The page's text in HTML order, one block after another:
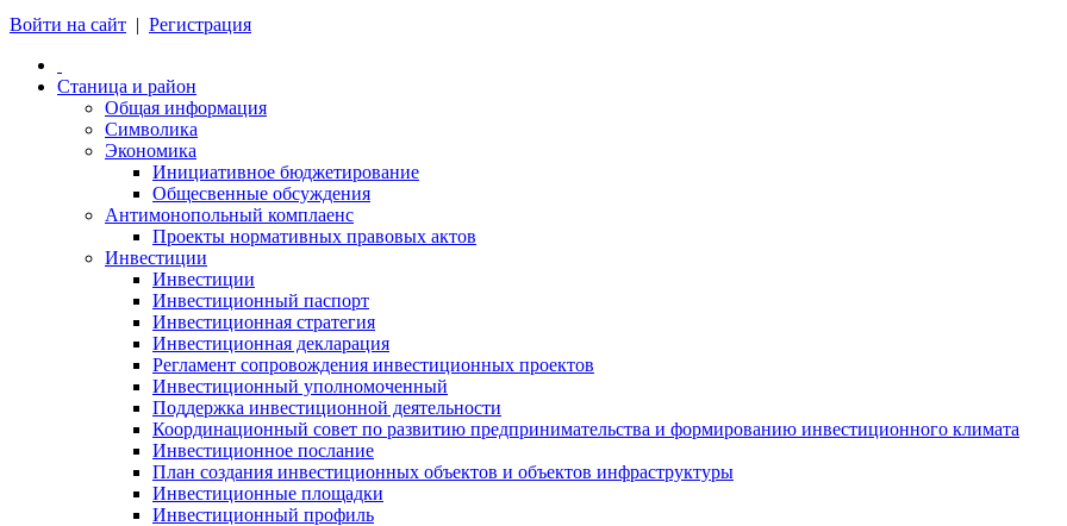
Войти на сайт | Регистрация
Станица и район
Общая информация
Символика
Экономика
Инициативное бюджетирование
Общесвенные обсуждения
Антимонопольный комплаенс
Проекты нормативных правовых актов
Инвестиции
Инвестиции
Инвестиционный паспорт
Инвестиционная стратегия
Инвестиционная декларация
Регламент сопровождения инвестиционных проектов
Инвестиционный уполномоченный
Поддержка инвестиционной деятельности
Координационный совет по развитию предпринимательства и формированию инвестиционного климата
Инвестиционное послание
План создания инвестиционных объектов и объектов инфраструктуры
Инвестиционные площадки
Инвестиционный профиль